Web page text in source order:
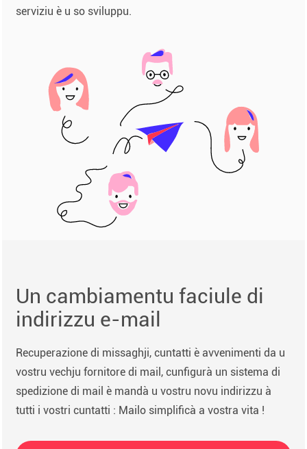
serviziu è u so sviluppu.
Un cambiamentu faciule di
indirizzu e-mail
Recuperazione di missaghji, cuntatti è avvenimenti da u
vostru vechju fornitore di mail, cunfigurà un sistema di
spedizione di mail è mandà u vostru novu indirizzu à
tutti i vostri cuntatti : Mailo simplificà a vostra vita !